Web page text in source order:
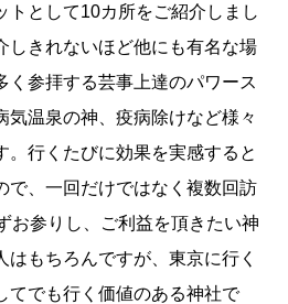
トとして10カ所をご紹介しまし
しきれないほど他にも有名な場
く参拝する芸事上達のパワース
気温泉の神、疫病除けなど様々
。行くたびに効果を実感すると
で、一回だけではなく複数回訪
お参りし、ご利益を頂きたい神
もちろんですが、東京に行く
てでも行く価値のある神社で